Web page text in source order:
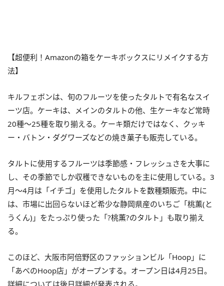
【超便利！Amazonの箱をケーキボックスにリメイクする方
法】
キルフェボンは、旬のフルーツを使ったタルトで有名なスイ
ーツ店。ケーキは、メインのタルトの他、生ケーキなど常時
20種～25種を取り揃える。ケーキ類だけではなく、クッキ
ー・バトン・ダグワーズなどの焼き菓子も販売している。
タルトに使用するフルーツは季節感・フレッシュさを大事に
し、その季節でしか収穫できないものを主に使用している。3
月～4月は「イチゴ」を使用したタルトを数種類販売。中に
は、市場に出回らないほど希少な静岡県産のいちご「桃薫(と
うくん)」をたっぷり使った「?桃薫?のタルト」も取り揃え
る。
このほど、大阪市阿倍野区のファッションビル「Hoop」に
「あべのHoop店」がオープンする。オープン日は4月25日。